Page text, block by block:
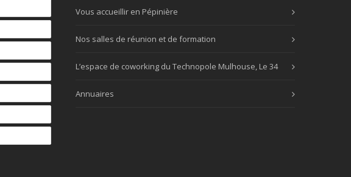
Vous accueillir en Pépinière
Nos salles de réunion et de formation
L’espace de coworking du Technopole Mulhouse, Le 34
Annuaires